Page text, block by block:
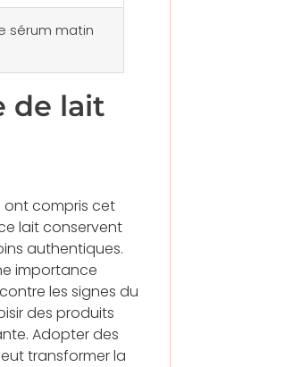
sérum matin
de lait
ont compris cet
lait conservent
authentiques.
importance
les signes du
des produits
Adopter des
transformer la